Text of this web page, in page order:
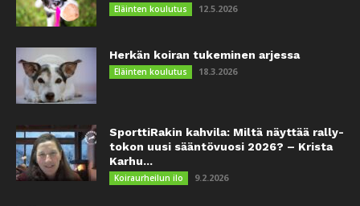
Eläinten koulutus 12.5.2026
Herkän koiran tukeminen arjessa
Eläinten koulutus 18.3.2026
SporttiRakin kahvila: Miltä näyttää rally-
tokon uusi sääntövuosi 2026? – Krista
Karhu...
Koiraurheilun ilo 9.2.2026